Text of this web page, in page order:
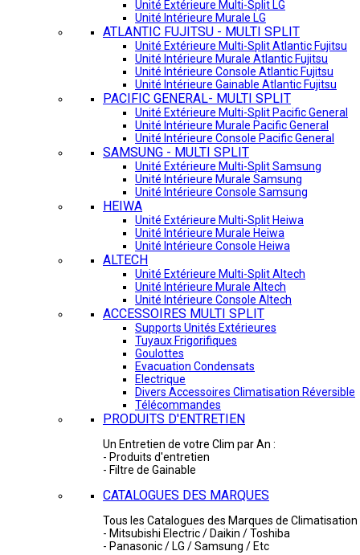
Unité Extérieure Multi-Split LG
Unité Intérieure Murale LG
ATLANTIC FUJITSU - MULTI SPLIT
Unité Extérieure Multi-Split Atlantic Fujitsu
Unité Intérieure Murale Atlantic Fujitsu
Unité Intérieure Console Atlantic Fujitsu
Unité Intérieure Gainable Atlantic Fujitsu
PACIFIC GENERAL- MULTI SPLIT
Unité Extérieure Multi-Split Pacific General
Unité Intérieure Murale Pacific General
Unité Intérieure Console Pacific General
SAMSUNG - MULTI SPLIT
Unité Extérieure Multi-Split Samsung
Unité Intérieure Murale Samsung
Unité Intérieure Console Samsung
HEIWA
Unité Extérieure Multi-Split Heiwa
Unité Intérieure Murale Heiwa
Unité Intérieure Console Heiwa
ALTECH
Unité Extérieure Multi-Split Altech
Unité Intérieure Murale Altech
Unité Intérieure Console Altech
ACCESSOIRES MULTI SPLIT
Supports Unités Extérieures
Tuyaux Frigorifiques
Goulottes
Evacuation Condensats
Electrique
Divers Accessoires Climatisation Réversible
Télécommandes
PRODUITS D'ENTRETIEN
Un Entretien de votre Clim par An :
- Produits d'entretien
- Filtre de Gainable
CATALOGUES DES MARQUES
Tous les Catalogues des Marques de Climatisation
- Mitsubishi Electric / Daikin / Toshiba
- Panasonic / LG / Samsung / Etc